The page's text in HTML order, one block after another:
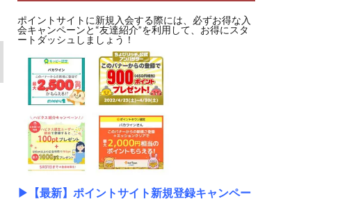
ポイントサイトに新規入会する際には、必ずお得な入
会キャンペーンと“友達紹介”を利用して、お得にスタ
ートダッシュしましょう！
▶
【最新】ポイントサイト新規登録キャンペー